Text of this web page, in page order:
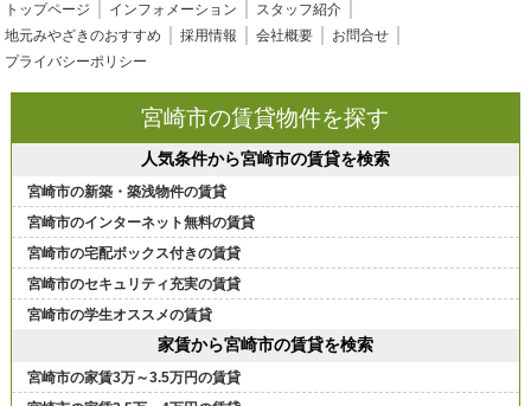
トップページ インフォメーション
スタッフ紹介
地元みやざきのおすすめ
採用情報 会社概要
お問合せ
プライバシーポリシー
宮崎市の賃貸物件を探す
人気条件から宮崎市の賃貸を検索
宮崎市の新築・築浅物件の賃貸
宮崎市のインターネット無料の賃貸
宮崎市の宅配ボックス付きの賃貸
宮崎市のセキュリティ充実の賃貸
宮崎市の学生オススメの賃貸
家賃から宮崎市の賃貸を検索
宮崎市の家賃3万～3.5万円の賃貸